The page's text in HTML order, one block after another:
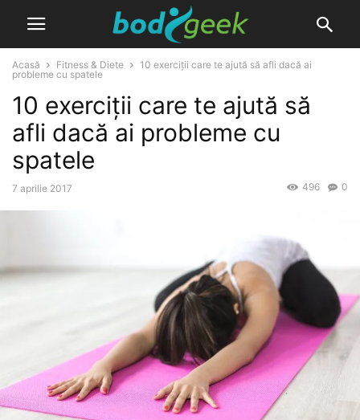
Acasă Fitness & Diete
10 exerciții care te ajută să afli dacă ai
probleme cu spatele
10 exerciții care te ajută să
afli dacă ai probleme cu
spatele
7 aprilie 2017 0
496